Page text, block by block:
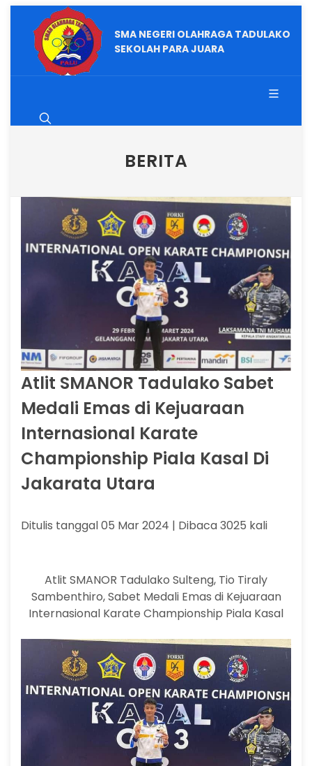
SMA NEGERI OLAHRAGA TADULAKO
SEKOLAH PARA JUARA
BERITA
Atlit SMANOR Tadulako Sabet
Medali Emas di Kejuaraan
Internasional Karate
Championship Piala Kasal Di
Jakarata Utara
Ditulis tanggal 05 Mar 2024 | Dibaca 3025 kali
Atlit SMANOR Tadulako Sulteng, Tio Tiraly
Sambenthiro, Sabet Medali Emas di Kejuaraan
Internasional Karate Championship Piala Kasal